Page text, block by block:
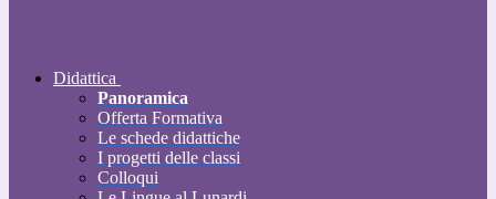
Didattica
Panoramica
Offerta Formativa
Le schede didattiche
I progetti delle classi
Colloqui